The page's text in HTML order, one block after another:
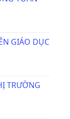
GIÁO DỤC
TRƯỜNG